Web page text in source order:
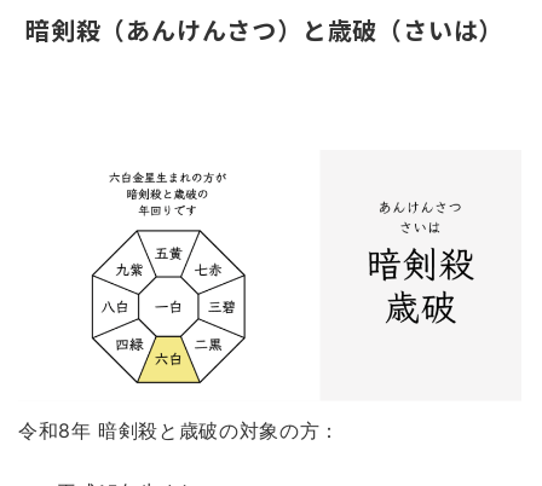
暗剣殺（あんけんさつ）と歳破（さいは）
令和8年 暗剣殺と歳破の対象の方：